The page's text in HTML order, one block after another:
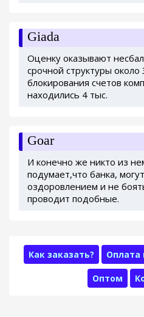
Giada
Оценку оказывают
срочной структуры около
блокирования счетов
находились 4 тыс.
Goar
И конечно же никто из
подумает,что банка,
оздоровлением и не
проводит подобные.
Как заказать? Оплата
Оптом